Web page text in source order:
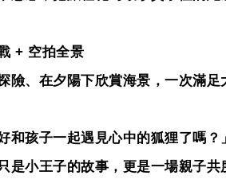
+ 空拍全景
險、在夕陽下欣賞海景，一次滿足
和孩子一起遇見心中的狐狸了嗎？」
是小王子的故事，更是一場親子共